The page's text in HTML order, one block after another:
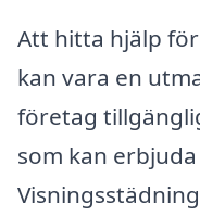
Att hitta hjälp
kan vara en
företag
som kan